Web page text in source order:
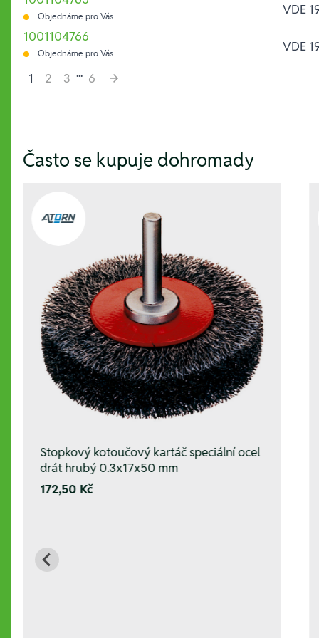
Objednáme pro Vás
VDE
1001104766
Objednáme pro Vás VDE
1 2 3 ... 6
Často se kupuje dohromady
Stopkový kotoučový kartáč speciální ocel
drát hrubý 0.3x17x50 mm
172,50 Kč